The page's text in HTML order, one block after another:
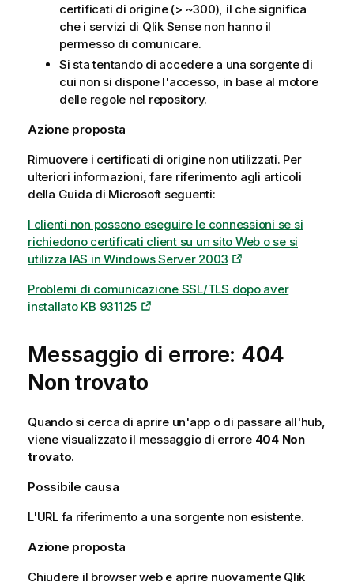
certificati di origine (> ~300), il che significa
che i servizi di Qlik Sensenon hanno il
permesso di comunicare.
Si sta tentando di accedere a una sorgente di
cui non si dispone l'accesso, in base al motore
delle regole nel repository.
Azione proposta
Rimuovere i certificati di origine non utilizzati. Per
ulteriori informazioni, fare riferimento agli articoli
della Guida di Microsoft seguenti:
I clienti non possono eseguire le connessioni se si
richiedono certificati client su un sito Web o se si
utilizza IAS in Windows Server 2003
Problemi di comunicazione SSL/TLS dopo aver
installato KB 931125
Messaggio di errore: 404
Non trovato
Quando si cerca di aprire un'app o di passare all'hub,
viene visualizzato il messaggio di errore 404 Non
trovato.
Possibile causa
L'URL fa riferimento a una sorgente non esistente.
Azione proposta
Chiudere il browser web e aprire nuovamente Qlik